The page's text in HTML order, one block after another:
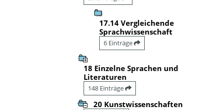
17.14 Vergleichende
Sprachwissenschaft
6 Einträge
18 Einzelne Sprachen und
Literaturen
148 Einträge
20 Kunstwissenschaften